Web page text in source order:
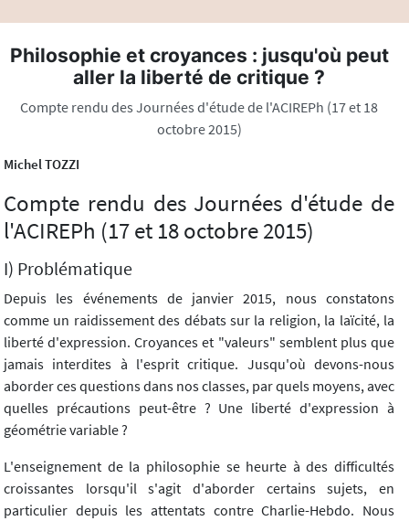
Philosophie et croyances : jusqu'où peut
aller la liberté de critique ?
Compte rendu des Journées d'étude de l'ACIREPh (17 et 18
octobre 2015)
Michel TOZZI
Compte rendu des Journées d'étude de
l'ACIREPh (17 et 18 octobre 2015)
I) Problématique
Depuis les événements de janvier 2015, nous constatons
comme un raidissement des débats sur la religion, la laïcité, la
liberté d'expression. Croyances et "valeurs" semblent plus que
jamais interdites à l'esprit critique. Jusqu'où devons-nous
aborder ces questions dans nos classes, par quels moyens, avec
quelles précautions peut-être ? Une liberté d'expression à
géométrie variable ?
L'enseignement de la philosophie se heurte à des difficultés
croissantes lorsqu'il s'agit d'aborder certains sujets, en
particulier depuis les attentats contre Charlie-Hebdo. Nous